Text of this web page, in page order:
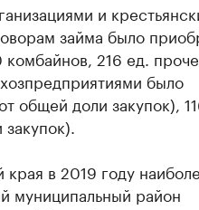
и
займа было
216 ед.
было
общей доли закупок),
в 2019 году
муниципальный район